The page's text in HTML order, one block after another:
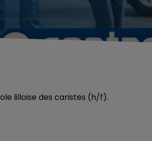
lilloise des caristes (h/f).